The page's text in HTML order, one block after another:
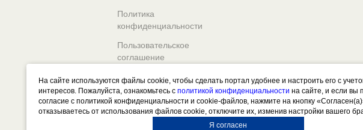
Политика
конфиденциальности
Пользовательское
соглашение
На сайте используются файлы cookie, чтобы сделать портал удобнее и настроить его с
интересов. Пожалуйста, ознакомьтесь с политикой конфиденциальности на сайте, и если вы
согласие с политикой конфиденциальности и cookie-файлов, нажмите на кнопку
отказываетесь от использования файлов cookie, отключите их, изменив настройки вашего
Я согласен